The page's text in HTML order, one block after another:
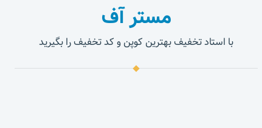
مستر آف
با استاد تخفیف بهترین کوپن و کد تخفیف را بگیرید